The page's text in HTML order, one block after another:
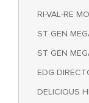
RI-VAL-RE
ST GEN
ST GEN
EDG
DELICIOUS